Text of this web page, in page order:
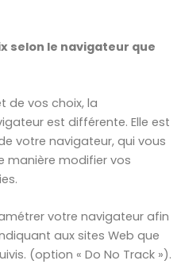
selon le navigateur que
de vos choix, la
est différente. Elle est
votre navigateur, qui vous
manière modifier vos
votre navigateur afin
aux sites Web que
(option « Do No Track »).